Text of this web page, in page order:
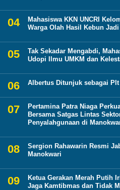
Mahasiswa KKN UNCRI
Warga Olah Hasil Kebun
Tak Sekadar Mengabdi,
Udopi Ilmu UMKM dan
Albertus Ditunjuk sebagai
Pertamina Patra Niaga
Bersama Satgas Lintas
Penyalahgunaan di
Sergion Rahawarin Resmi
Manokwari
Ketua Gerakan Merah Putih
Jaga Kamtibmas dan Tidak